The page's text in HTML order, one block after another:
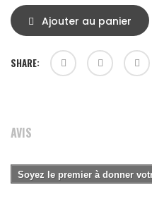
Ajouter au panier
SHARE:
AVIS
Soyez le premier à donner